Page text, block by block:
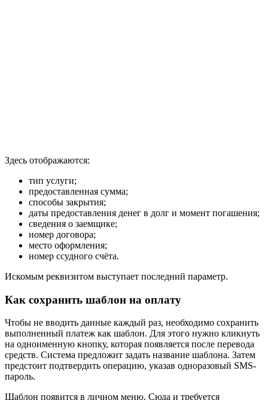
Здесь отображаются:
тип услуги;
предоставленная сумма;
способы закрытия;
даты предоставления денег в долг и момент погашения;
сведения о заемщике;
номер договора;
место оформления;
номер ссудного счёта.
Искомым реквизитом выступает последний параметр.
Как сохранить шаблон на оплату
Чтобы не вводить данные каждый раз, необходимо сохранить
выполненный платеж как шаблон. Для этого нужно кликнуть
на одноименную кнопку, которая появляется после перевода
средств. Система предложит задать название шаблона. Затем
предстоит подтвердить операцию, указав одноразовый SMS-
пароль.
Шаблон появится в личном меню. Сюда и требуется